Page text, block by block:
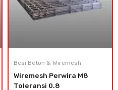
Besi Beton & Wiremesh
Wiremesh Perwira M8
Toleransi 0.8